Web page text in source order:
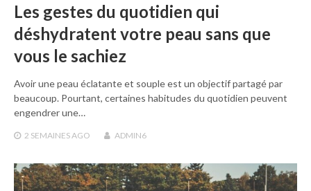
Les gestes du quotidien qui
déshydratent votre peau sans que
vous le sachiez
Avoir une peau éclatante et souple est un objectif partagé par
beaucoup. Pourtant, certaines habitudes du quotidien peuvent
engendrer une…
2 SEMAINES AGO ADMIN6